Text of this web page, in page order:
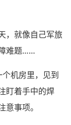
，就像自己军旅
难题……
机房里，见到
盯着手中的焊
事项。